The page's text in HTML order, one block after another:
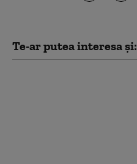
Te-ar putea interesa și: